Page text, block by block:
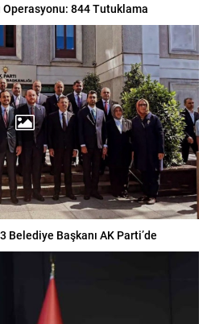
844 Tutuklama
Belediye Başkanı AK Parti’de